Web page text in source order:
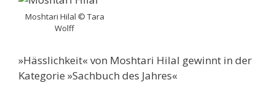
Moshtari Hilal © Tara
Wolff
»Hässlichkeit« von Moshtari Hilal gewinnt in der
Kategorie »Sachbuch des Jahres«